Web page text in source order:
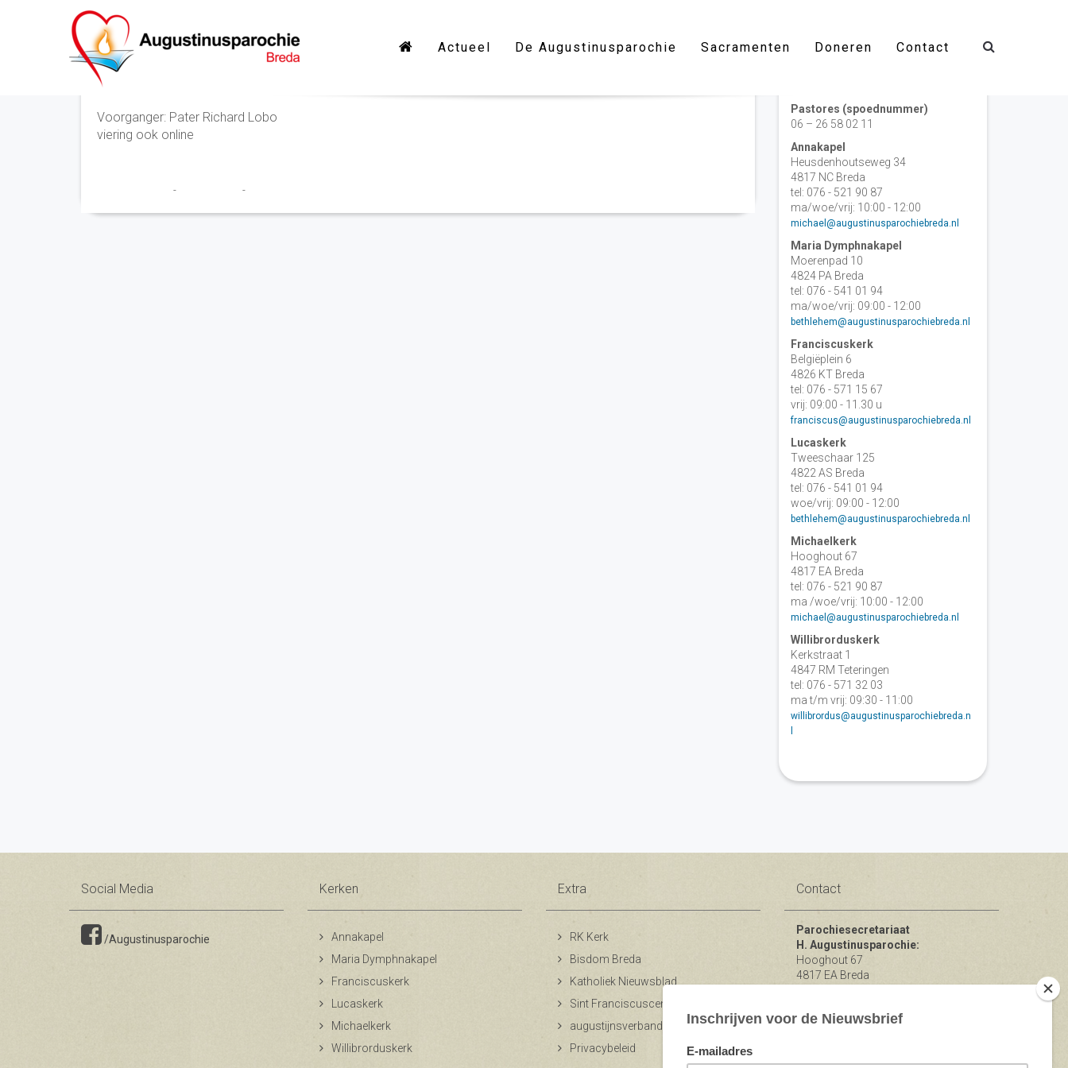
Actueel De Augustinusparochie Sacramenten Doneren Contact
Eucharistieviering
Voorganger: Pater Richard Lobo
viering ook online
- -
Pastores (spoednummer)
06 – 26 58 02 11
Annakapel
Heusdenhoutseweg 34
4817 NC Breda
tel: 076 - 521 90 87
ma/woe/vrij: 10:00 - 12:00
michael@augustinusparochiebreda.nl
Maria Dymphnakapel
Moerenpad 10
4824 PA Breda
tel: 076 - 541 01 94
ma/woe/vrij: 09:00 - 12:00
bethlehem@augustinusparochiebreda.nl
Franciscuskerk
Belgiëplein 6
4826 KT Breda
tel: 076 - 571 15 67
vrij: 09:00 - 11.30 u
franciscus@augustinusparochiebreda.nl
Lucaskerk
Tweeschaar 125
4822 AS Breda
tel: 076 - 541 01 94
woe/vrij: 09:00 - 12:00
bethlehem@augustinusparochiebreda.nl
Michaelkerk
Hooghout 67
4817 EA Breda
tel: 076 - 521 90 87
ma /woe/vrij: 10:00 - 12:00
michael@augustinusparochiebreda.nl
Willibrorduskerk
Kerkstraat 1
4847 RM Teteringen
tel: 076 - 571 32 03
ma t/m vrij: 09:30 - 11:00
willibrordus@augustinusparochiebreda.n
Social Media
/Augustinusparochie
Kerken
Annakapel
Maria Dymphnakapel
Franciscuskerk
Lucaskerk
Michaelkerk
Willibrorduskerk
Extra
RK Kerk
Bisdom Breda
Katholiek Nieuwsblad
Sint Franciscuscentrum
augustijnsverband.nl
Privacybeleid
Contact
Parochiesecretariaat
H. Augustinusparochie:
Hooghout 67
4817 EA Breda
Bereikbaar op ma-woe-vrijdag van